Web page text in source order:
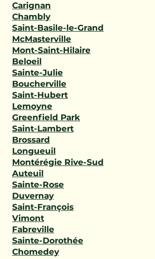
Carignan
Chambly
Saint-Basile-le-Grand
McMasterville
Mont-Saint-Hilaire
Beloeil
Sainte-Julie
Boucherville
Saint-Hubert
Lemoyne
Greenfield Park
Saint-Lambert
Brossard
Longueuil
Montérégie Rive-Sud
Auteuil
Sainte-Rose
Duvernay
Saint-François
Vimont
Fabreville
Sainte-Dorothée
Chomedey